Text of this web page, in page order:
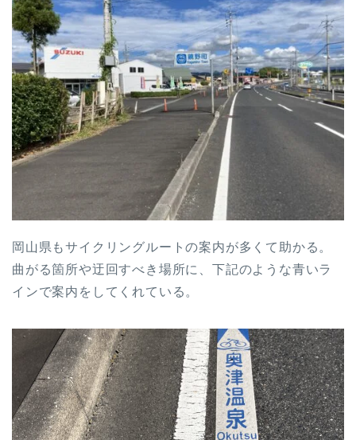
岡山県もサイクリングルートの案内が多くて助かる。
曲がる箇所や迂回すべき場所に、下記のような青いラ
インで案内をしてくれている。